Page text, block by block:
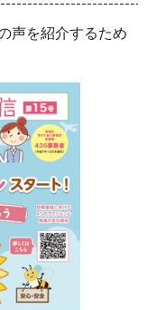
声を紹介するため